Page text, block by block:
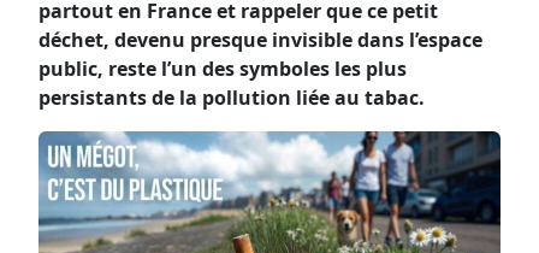
partout en France et rappeler que ce petit
déchet, devenu presque invisible dans l’espace
public, reste l’un des symboles les plus
persistants de la pollution liée au tabac.